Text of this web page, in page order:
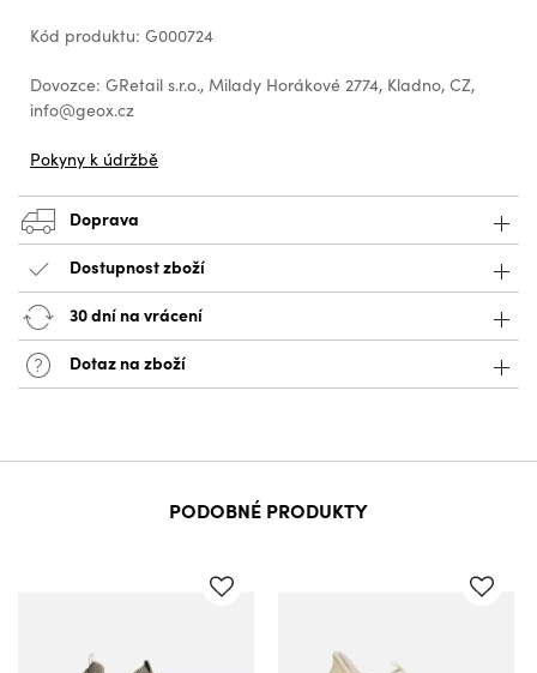
Kód produktu: G000724
Dovozce: GRetail s.r.o., Milady Horákové 2774, Kladno, CZ,
info@geox.cz
Pokyny k údržbě
Doprava
Dostupnost zboží
30 dní na vrácení
Dotaz na zboží
PODOBNÉ PRODUKTY